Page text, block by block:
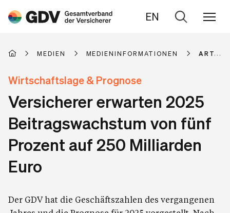
EN
Zur
MEDIEN MEDIENINFORMATIONEN
Wirtschaftslage & Prognose
Versicherer erwarten 2025
Beitragswachstum von fünf
Prozent auf 250 Milliarden
Euro
Der GDV hat die Geschäftszahlen des vergangenen